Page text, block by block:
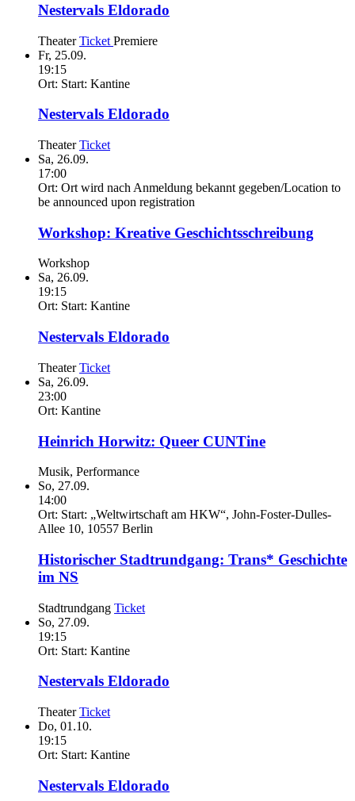
Nestervals Eldorado
Theater Ticket Premiere
Fr, 25.09.
19:15
Ort: Start: Kantine
Nestervals Eldorado
Theater Ticket
Sa, 26.09.
17:00
Ort: Ort wird nach Anmeldung bekannt gegeben/Location to
be announced upon registration
Workshop: Kreative Geschichtsschreibung
Workshop
Sa, 26.09.
19:15
Ort: Start: Kantine
Nestervals Eldorado
Theater Ticket
Sa, 26.09.
23:00
Ort: Kantine
Heinrich Horwitz: Queer CUNTine
Musik, Performance
So, 27.09.
14:00
Ort: Start: „Weltwirtschaft am HKW“, John-Foster-Dulles-
Allee 10, 10557 Berlin
Historischer Stadtrundgang: Trans* Geschichte
im NS
Stadtrundgang Ticket
So, 27.09.
19:15
Ort: Start: Kantine
Nestervals Eldorado
Theater Ticket
Do, 01.10.
19:15
Ort: Start: Kantine
Nestervals Eldorado